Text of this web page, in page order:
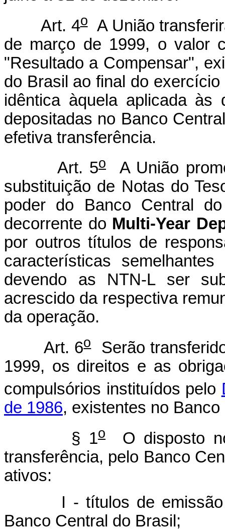
Art. 4oA União
de março de 1999, o valor
"Resultado a Compensar",
do Brasil ao final do
idêntica àquela aplicada às
depositadas no Banco
efetiva transferência.
Art. 5o
A União
substituição de Notas do
poder do Banco Central
decorrente do Multi-Year
por outros títulos de
características
devendo as NTN-L ser
acrescido da respectiva
da operação.
Art. 6oSerão
1999, os direitos e as
compulsórios instituídos pelo
de 1986, existentes no
§ 1oO disposto
transferência, pelo Banco
ativos:
I - títulos de
Banco Central do Brasil;